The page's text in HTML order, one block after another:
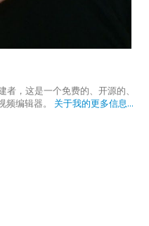
，这是一个免费的、开源的、
编辑器。 关于我的更多信息...